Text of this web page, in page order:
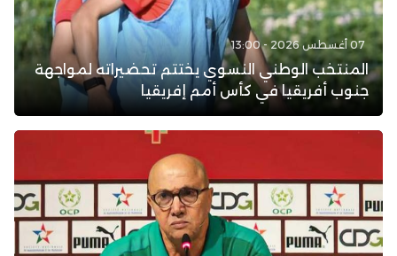
07 أغسطس 2026 - 13:00
المنتخب الوطني النسوي يختتم تحضيراته لمواجهة
جنوب أفريقيا في كأس أمم إفريقيا